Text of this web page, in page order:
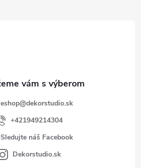
eshop@dekorstudio.sk
+421949214304
Sledujte náš Facebook
Dekorstudio.sk